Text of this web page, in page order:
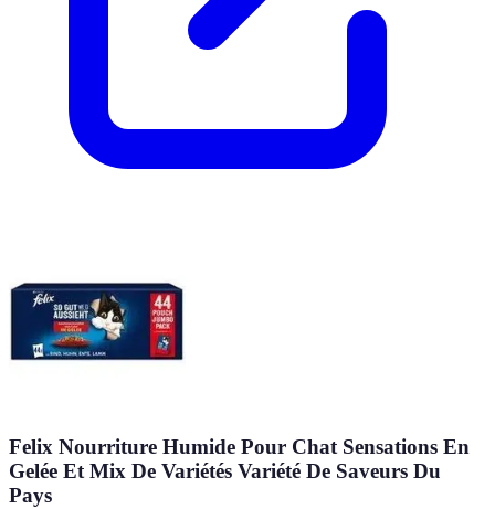
Felix Nourriture Humide Pour Chat Sensations En
Gelée Et Mix De Variétés Variété De Saveurs Du
Pays